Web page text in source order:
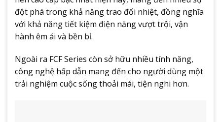
đột phá trong khả năng trao đổi nhiệt, đồng nghĩa
với khả năng tiết kiệm điện năng vượt trội, vận
hành êm ái và bền bỉ.
Ngoài ra FCF Series còn sở hữu nhiều tính năng,
công nghệ hấp dẫn mang đến cho người dùng một
trải nghiệm cuộc sống thoải mái, tiện nghi hơn.